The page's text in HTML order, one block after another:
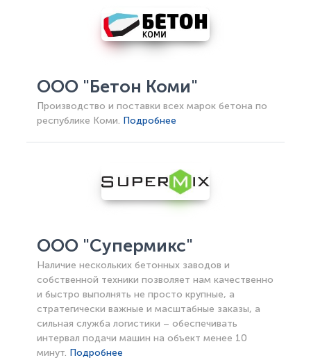
ООО "Бетон Коми"
Производство и поставки всех марок бетона по
республике Коми. Подробнее
ООО "Супермикс"
Наличие нескольких бетонных заводов и
собственной техники позволяет нам качественно
и быстро выполнять не просто крупные, а
стратегически важные и масштабные заказы, а
сильная служба логистики – обеспечивать
интервал подачи машин на объект менее 10
минут. Подробнее